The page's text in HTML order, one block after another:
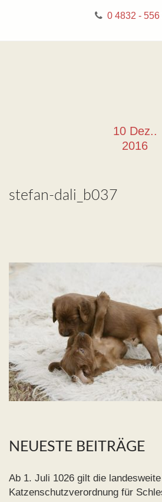
0 4832 - 556
10 Dez..
2016
stefan-dali_b037
NEUESTE BEITRÄGE
Ab 1. Juli 1026 gilt die landesweite
Katzenschutzverordnung für